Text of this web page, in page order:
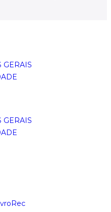
GERAIS
GERAIS